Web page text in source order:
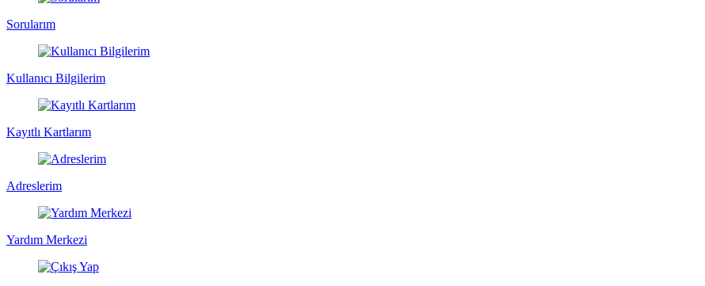
Sorularım
Kullanıcı Bilgilerim
Kayıtlı Kartlarım
Adreslerim
Yardım Merkezi